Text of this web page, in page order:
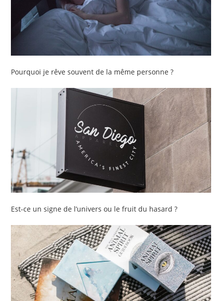
Pourquoi je rêve souvent de la même personne ?
Est-ce un signe de l’univers ou le fruit du hasard ?